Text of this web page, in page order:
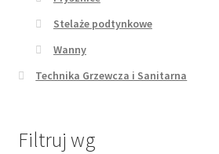
Stelaże podtynkowe
Wanny
Technika Grzewcza i Sanitarna
Filtruj wg